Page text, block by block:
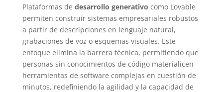
Plataformas de desarrollo generativo como Lovable
permiten construir sistemas empresariales robustos
a partir de descripciones en lenguaje natural,
grabaciones de voz o esquemas visuales. Este
enfoque elimina la barrera técnica, permitiendo que
personas sin conocimientos de código materialicen
herramientas de software complejas en cuestión de
minutos, redefiniendo la agilidad y la capacidad de